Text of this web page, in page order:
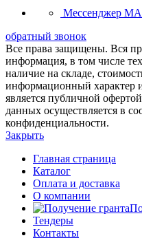
Мессенджер
обратный звонок
Все права защищены. Вся
информация, в том числе
наличие на складе,
информационный характер
является публичной
данных осуществляется в
конфиденциальности.
Закрыть
Главная страница
Каталог
Оплата и доставка
О компании
Тендеры
Контакты